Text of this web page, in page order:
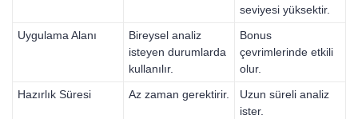
seviyesi yüksektir.
Uygulama Alanı
Bireysel analiz
isteyen durumlarda
kullanılır.
Bonus
çevrimlerinde etkili
olur.
Hazırlık Süresi
Az zaman gerektirir.
Uzun süreli analiz
ister.